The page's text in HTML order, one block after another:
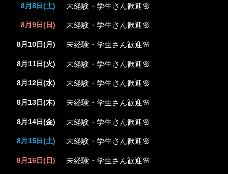
8月8日(土) 未経験・学生さん歓迎🌸
8月9日(日) 未経験・学生さん歓迎🌸
8月10日(月) 未経験・学生さん歓迎🌸
8月11日(火) 未経験・学生さん歓迎🌸
8月12日(水) 未経験・学生さん歓迎🌸
8月13日(木) 未経験・学生さん歓迎🌸
8月14日(金) 未経験・学生さん歓迎🌸
8月15日(土) 未経験・学生さん歓迎🌸
8月16日(日) 未経験・学生さん歓迎🌸